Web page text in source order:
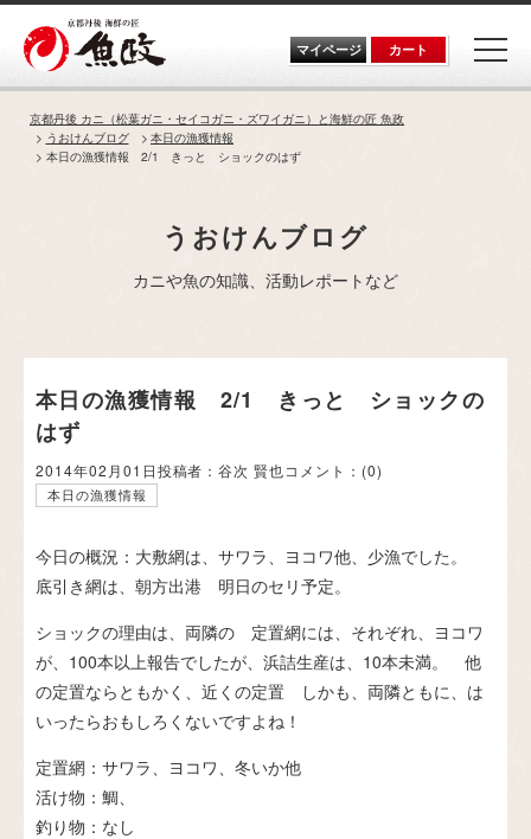
Skip
content
マイページ カート
京都丹後 カニ（松葉ガニ・セイコガニ・ズワイガニ）と海鮮の匠 魚政
うおけんブログ
本日の漁獲情報
本日の漁獲情報 2/1 きっと ショックのはず
うおけんブログ
カニや魚の知識、活動レポートなど
本日の漁獲情報 2/1 きっと ショックの
はず
2014年02月01日投稿者：谷次 賢也コメント： (0)
本日の漁獲情報
今日の概況：大敷網は、サワラ、ヨコワ他、少漁でした。
底引き網は、朝方出港 明日のセリ予定。
ショックの理由は、両隣の 定置網には、それぞれ、ヨコワ
が、100本以上報告でしたが、浜詰生産は、10本未満。 他
の定置ならともかく、近くの定置 しかも、両隣ともに、は
いったらおもしろくないですよね！
定置網：サワラ、ヨコワ、冬いか他
活け物：鯛、
釣り物：なし